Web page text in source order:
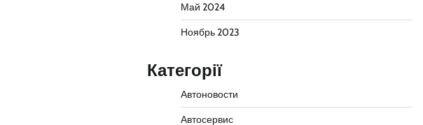
Май 2024
Ноябрь 2023
Категорії
Автоновости
Автосервис